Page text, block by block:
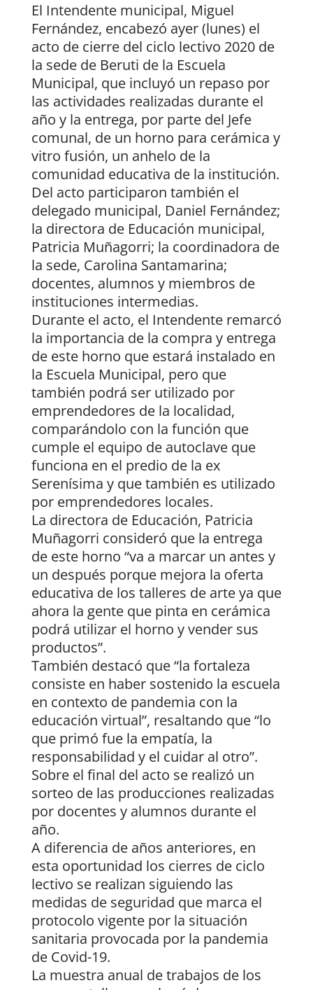
El Intendente municipal, Miguel
Fernández, encabezó ayer (lunes) el
acto de cierre del ciclo lectivo 2020 de
la sede de Beruti de la Escuela
Municipal, que incluyó un repaso por
las actividades realizadas durante el
año y la entrega, por parte del Jefe
comunal, de un horno para cerámica y
vitro fusión, un anhelo de la
comunidad educativa de la institución.
Del acto participaron también el
delegado municipal, Daniel Fernández;
la directora de Educación municipal,
Patricia Muñagorri; la coordinadora de
la sede, Carolina Santamarina;
docentes, alumnos y miembros de
instituciones intermedias.
Durante el acto, el Intendente remarcó
la importancia de la compra y entrega
de este horno que estará instalado en
la Escuela Municipal, pero que
también podrá ser utilizado por
emprendedores de la localidad,
comparándolo con la función que
cumple el equipo de autoclave que
funciona en el predio de la ex
Serenísima y que también es utilizado
por emprendedores locales.
La directora de Educación, Patricia
Muñagorri consideró que la entrega
de este horno “va a marcar un antes y
un después porque mejora la oferta
educativa de los talleres de arte ya que
ahora la gente que pinta en cerámica
podrá utilizar el horno y vender sus
productos”.
También destacó que “la fortaleza
consiste en haber sostenido la escuela
en contexto de pandemia con la
educación virtual”, resaltando que “lo
que primó fue la empatía, la
responsabilidad y el cuidar al otro”.
Sobre el final del acto se realizó un
sorteo de las producciones realizadas
por docentes y alumnos durante el
año.
A diferencia de años anteriores, en
esta oportunidad los cierres de ciclo
lectivo se realizan siguiendo las
medidas de seguridad que marca el
protocolo vigente por la situación
sanitaria provocada por la pandemia
de Covid-19.
La muestra anual de trabajos de los